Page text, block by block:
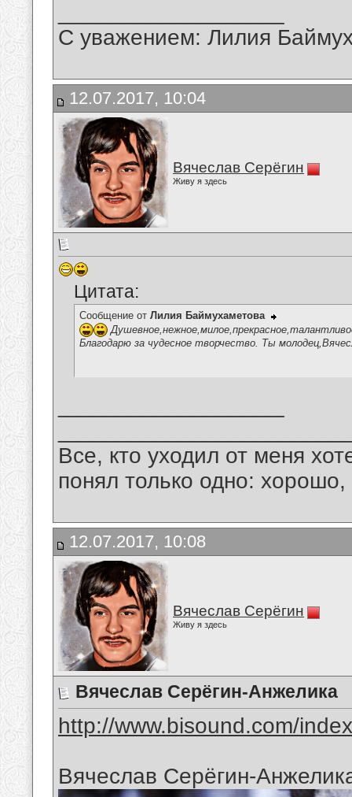
С уважением: Лилия
12.07.2017, 10:04
Вячеслав Серёгин
Живу я здесь
Цитата:
Сообщение от Лилия Баймухаметова
Благодарю за чудесное творчество. Ты
Все, кто уходил от меня
понял только одно:
12.07.2017, 10:08
Вячеслав Серёгин
Живу я здесь
Вячеслав Серёгин-Анжелика
http://www.bisound.com/
Вячеслав Серёгин-